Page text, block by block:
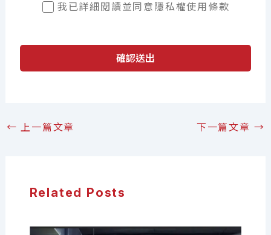
我已詳細閱讀並同意 隱私權使用條款
確認送出
← 上一篇文章 下一篇文章 →
Related Posts